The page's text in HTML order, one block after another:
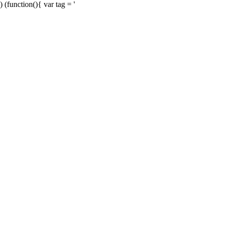
) (function(){ var tag = '